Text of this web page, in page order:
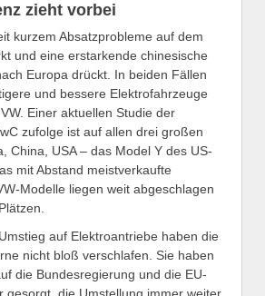
zieht vorbei
kurzem Absatzprobleme auf dem
und eine erstarkende chinesische
Europa drückt. In beiden Fällen
und bessere Elektrofahrzeuge
Einer aktuellen Studie der
zufolge ist auf allen drei großen
China, USA – das Model Y des US-
mit Abstand meistverkaufte
Modelle liegen weit abgeschlagen
auf Elektroantriebe haben die
nicht bloß verschlafen. Sie haben
die Bundesregierung und die EU-